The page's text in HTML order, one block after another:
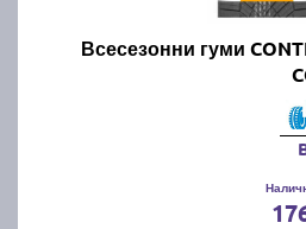
Всесезонни гуми